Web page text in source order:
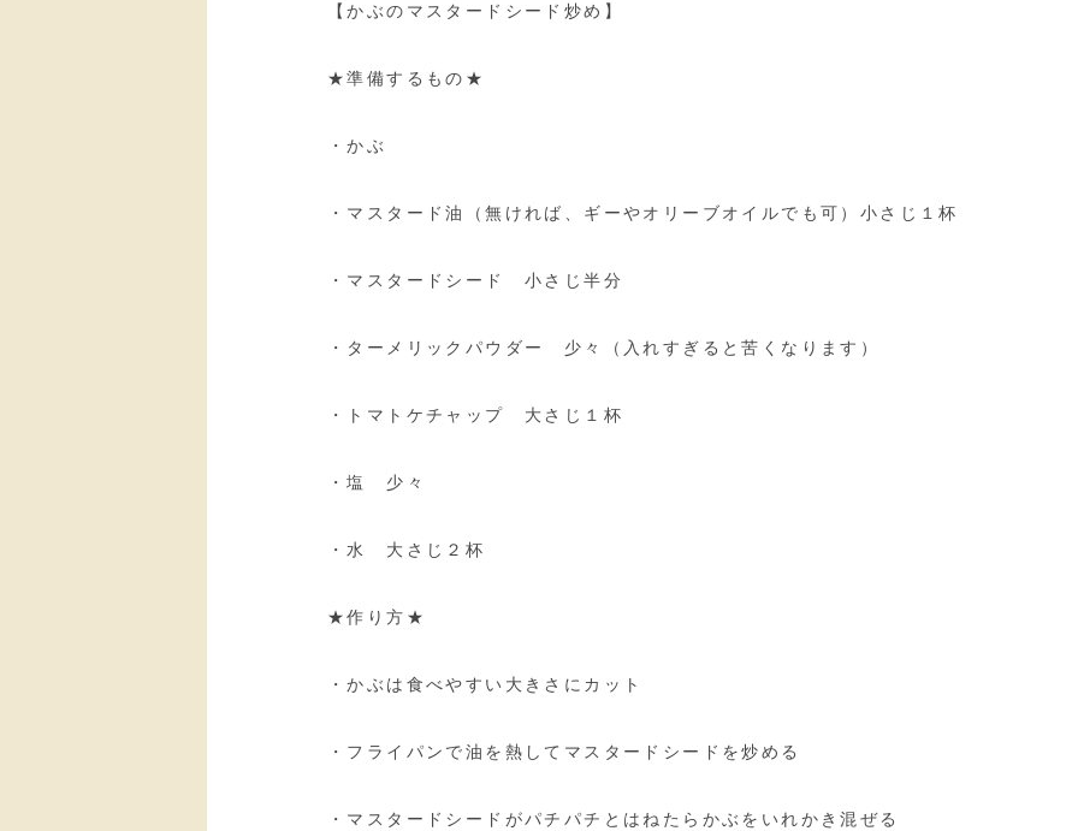
【かぶのマスタードシード炒め】
★準備するもの★
・かぶ
・マスタード油（無ければ、ギーやオリーブオイルでも可）小さじ１杯
・マスタードシード 小さじ半分
・ターメリックパウダー 少々（入れすぎると苦くなります）
・トマトケチャップ 大さじ１杯
・塩 少々
・水 大さじ２杯
★作り方★
・かぶは食べやすい大きさにカット
・フライパンで油を熱してマスタードシードを炒める
・マスタードシードがパチパチとはねたらかぶをいれかき混ぜる